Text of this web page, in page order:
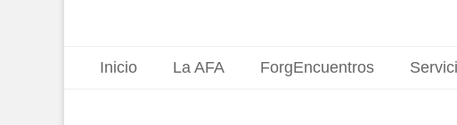
Menú principal
Saltar
Inicio La AFA ForgEncuentros